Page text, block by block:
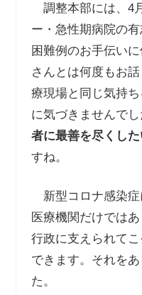
調整本部には、4
ー・急性期病院の
困難例のお手伝い
さんとは何度もお
療現場と同じ気持
に気づきませんでし
者に最善を尽くし
すね。
新型コロナ感染症
医療機関だけでは
行政に支えられて
できます。それを
た。